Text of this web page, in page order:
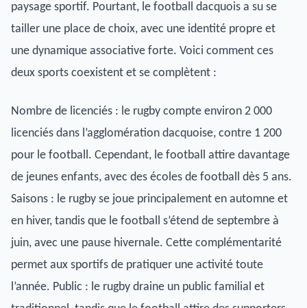
paysage sportif. Pourtant, le football dacquois a su se
tailler une place de choix, avec une identité propre et
une dynamique associative forte. Voici comment ces
deux sports coexistent et se complètent :
Nombre de licenciés : le rugby compte environ 2 000
licenciés dans l’agglomération dacquoise, contre 1 200
pour le football. Cependant, le football attire davantage
de jeunes enfants, avec des écoles de football dès 5 ans.
Saisons : le rugby se joue principalement en automne et
en hiver, tandis que le football s’étend de septembre à
juin, avec une pause hivernale. Cette complémentarité
permet aux sportifs de pratiquer une activité toute
l’année. Public : le rugby draine un public familial et